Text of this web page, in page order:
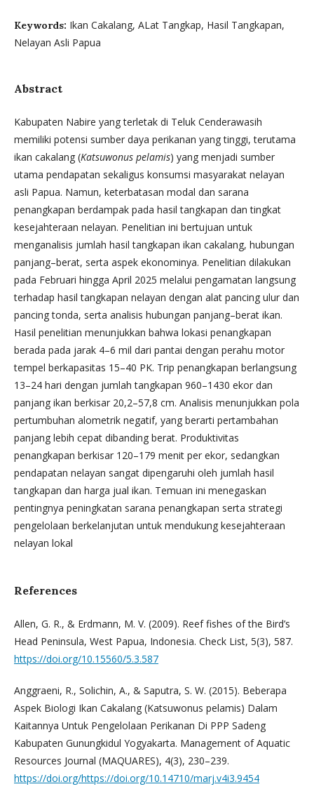
Keywords: Ikan Cakalang, ALat Tangkap, Hasil Tangkapan,
Nelayan Asli Papua
Abstract
Kabupaten Nabire yang terletak di Teluk Cenderawasih
memiliki potensi sumber daya perikanan yang tinggi, terutama
ikan cakalang (Katsuwonus pelamis) yang menjadi sumber
utama pendapatan sekaligus konsumsi masyarakat nelayan
asli Papua. Namun, keterbatasan modal dan sarana
penangkapan berdampak pada hasil tangkapan dan tingkat
kesejahteraan nelayan. Penelitian ini bertujuan untuk
menganalisis jumlah hasil tangkapan ikan cakalang, hubungan
panjang–berat, serta aspek ekonominya. Penelitian dilakukan
pada Februari hingga April 2025 melalui pengamatan langsung
terhadap hasil tangkapan nelayan dengan alat pancing ulur dan
pancing tonda, serta analisis hubungan panjang–berat ikan.
Hasil penelitian menunjukkan bahwa lokasi penangkapan
berada pada jarak 4–6 mil dari pantai dengan perahu motor
tempel berkapasitas 15–40 PK. Trip penangkapan berlangsung
13–24 hari dengan jumlah tangkapan 960–1430 ekor dan
panjang ikan berkisar 20,2–57,8 cm. Analisis menunjukkan pola
pertumbuhan alometrik negatif, yang berarti pertambahan
panjang lebih cepat dibanding berat. Produktivitas
penangkapan berkisar 120–179 menit per ekor, sedangkan
pendapatan nelayan sangat dipengaruhi oleh jumlah hasil
tangkapan dan harga jual ikan. Temuan ini menegaskan
pentingnya peningkatan sarana penangkapan serta strategi
pengelolaan berkelanjutan untuk mendukung kesejahteraan
nelayan lokal
References
Allen, G. R., & Erdmann, M. V. (2009). Reef fishes of the Bird’s
Head Peninsula, West Papua, Indonesia. Check List, 5(3), 587.
https://doi.org/10.15560/5.3.587
Anggraeni, R., Solichin, A., & Saputra, S. W. (2015). Beberapa
Aspek Biologi Ikan Cakalang (Katsuwonus pelamis) Dalam
Kaitannya Untuk Pengelolaan Perikanan Di PPP Sadeng
Kabupaten Gunungkidul Yogyakarta. Management of Aquatic
Resources Journal (MAQUARES), 4(3), 230–239.
https://doi.org/https://doi.org/10.14710/marj.v4i3.9454